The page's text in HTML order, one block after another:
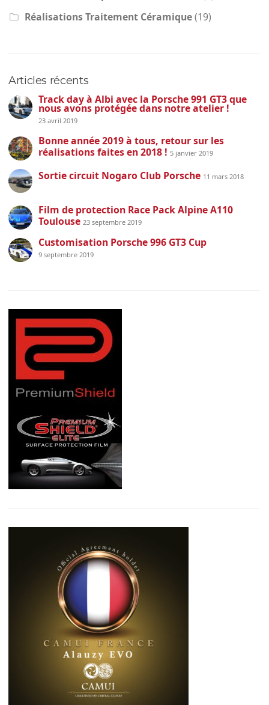
Réalisations Traitement Céramique(19)
Articles récents
Track day à Albi avec la Porsche 991 GT3 que
nous avons protégée dans notre atelier !
23 avril 2019
Bonne année 2019 à tous, retour sur les
réalisations faites en 2018 ! 5 janvier 2019
Sortie circuit Nogaro Club Porsche 11 mars 2018
Film de protection Race Pack Alpine A110
Toulouse 23 septembre 2019
Customisation Porsche 996 GT3 Cup
9 septembre 2019